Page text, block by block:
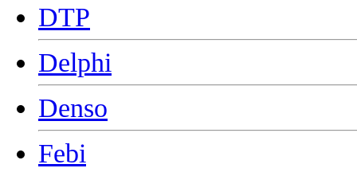
DTP
Delphi
Denso
Febi